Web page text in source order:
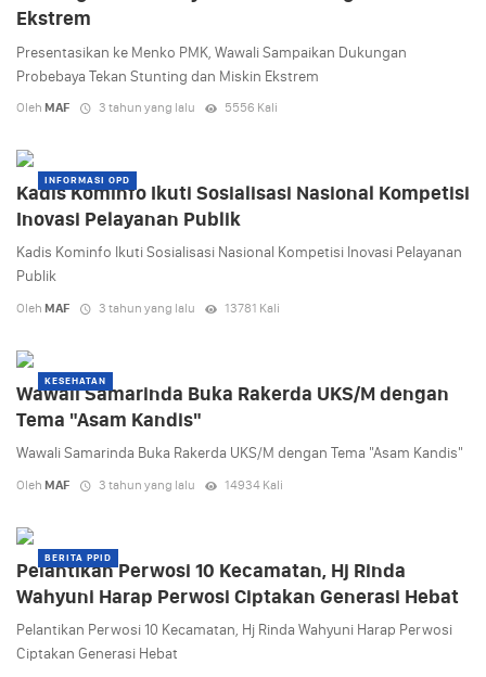
Ekstrem
Presentasikan ke Menko PMK, Wawali Sampaikan Dukungan
Probebaya Tekan Stunting dan Miskin Ekstrem
Oleh MAF 3 tahun yang lalu 5556 Kali
INFORMASI OPD
Kadis Kominfo Ikuti Sosialisasi Nasional Kompetisi
Inovasi Pelayanan Publik
Kadis Kominfo Ikuti Sosialisasi Nasional Kompetisi Inovasi Pelayanan
Publik
Oleh MAF 3 tahun yang lalu 13781 Kali
KESEHATAN
Wawali Samarinda Buka Rakerda UKS/M dengan
Tema "Asam Kandis"
Wawali Samarinda Buka Rakerda UKS/M dengan Tema "Asam Kandis"
Oleh MAF 3 tahun yang lalu 14934 Kali
BERITA PPID
Pelantikan Perwosi 10 Kecamatan, Hj Rinda
Wahyuni Harap Perwosi Ciptakan Generasi Hebat
Pelantikan Perwosi 10 Kecamatan, Hj Rinda Wahyuni Harap Perwosi
Ciptakan Generasi Hebat